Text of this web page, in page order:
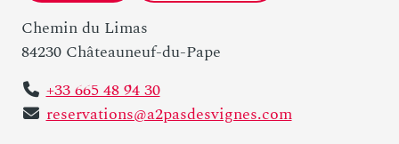
Chemin du Limas
84230 Châteauneuf-du-Pape
+33 665 48 94 30
reservations@a2pasdesvignes.com